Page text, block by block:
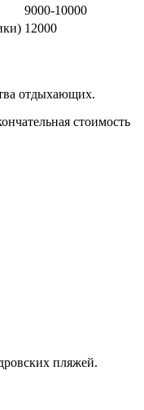
9000-10000
12000
отдыхающих.
стоимость
пляжей.